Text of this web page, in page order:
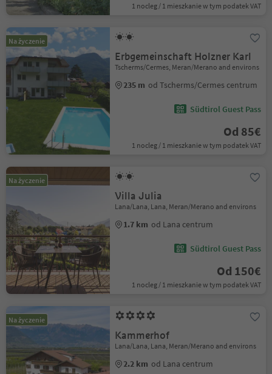
1 nocleg / 1 mieszkanie w tym podatek VAT
Na życzenie
Erbgemeinschaft Holzner Karl
Tscherms/Cermes, Meran/Merano and environs
235 m od Tscherms/Cermes centrum
Südtirol Guest Pass
Od 85€
1 nocleg / 1 mieszkanie w tym podatek VAT
Na życzenie
Villa Julia
Lana/Lana, Lana, Meran/Merano and environs
1.7 km od Lana centrum
Südtirol Guest Pass
Od 150€
1 nocleg / 1 mieszkanie w tym podatek VAT
Na życzenie
Kammerhof
Lana/Lana, Lana, Meran/Merano and environs
2.2 km od Lana centrum